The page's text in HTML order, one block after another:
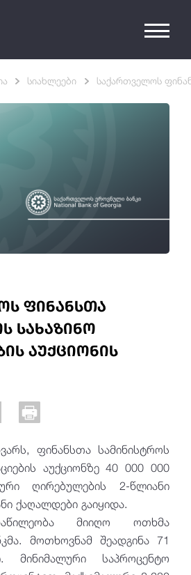
სიახლეები საქართველოს
ფინანსთა
სახაზინო
აუქციონის
ფინანსთა სამინისტროს
აუქციონზე 40 000 000
ღირებულების 2-წლიანი
ქაღალდებიგაიყიდა.
მიიღო ოთხმა
მოთხოვნამ შეადგინა 71
საპროცენტო